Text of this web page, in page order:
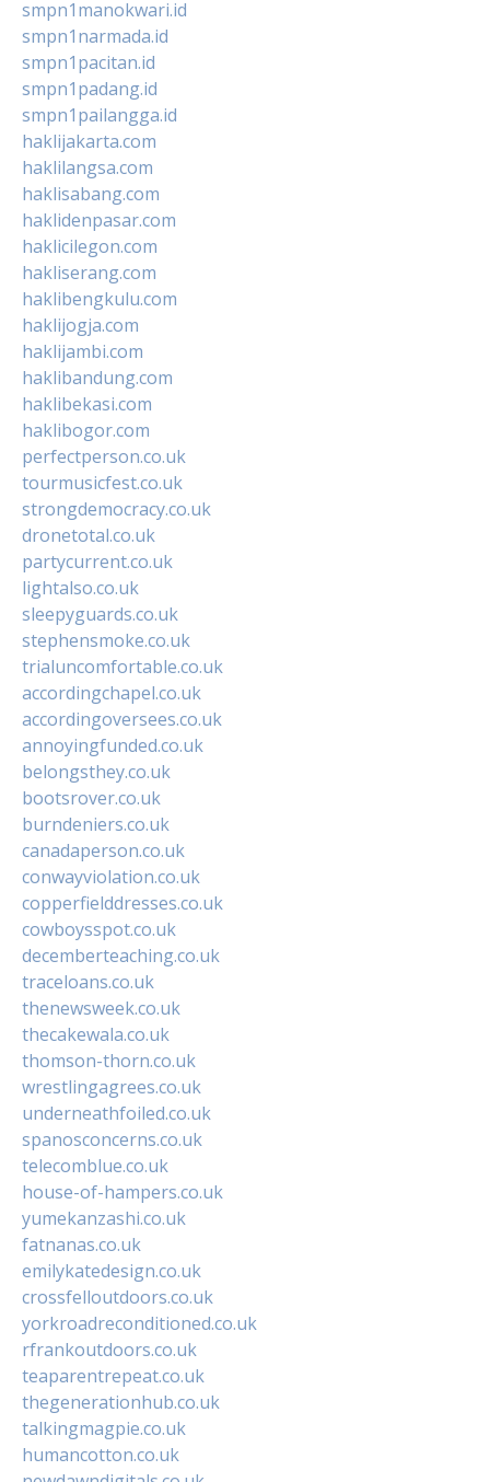
smpn1manokwari.id
smpn1narmada.id
smpn1pacitan.id
smpn1padang.id
smpn1pailangga.id
haklijakarta.com
haklilangsa.com
haklisabang.com
haklidenpasar.com
haklicilegon.com
hakliserang.com
haklibengkulu.com
haklijogja.com
haklijambi.com
haklibandung.com
haklibekasi.com
haklibogor.com
perfectperson.co.uk
tourmusicfest.co.uk
strongdemocracy.co.uk
dronetotal.co.uk
partycurrent.co.uk
lightalso.co.uk
sleepyguards.co.uk
stephensmoke.co.uk
trialuncomfortable.co.uk
accordingchapel.co.uk
accordingoversees.co.uk
annoyingfunded.co.uk
belongsthey.co.uk
bootsrover.co.uk
burndeniers.co.uk
canadaperson.co.uk
conwayviolation.co.uk
copperfielddresses.co.uk
cowboysspot.co.uk
decemberteaching.co.uk
traceloans.co.uk
thenewsweek.co.uk
thecakewala.co.uk
thomson-thorn.co.uk
wrestlingagrees.co.uk
underneathfoiled.co.uk
spanosconcerns.co.uk
telecomblue.co.uk
house-of-hampers.co.uk
yumekanzashi.co.uk
fatnanas.co.uk
emilykatedesign.co.uk
crossfelloutdoors.co.uk
yorkroadreconditioned.co.uk
rfrankoutdoors.co.uk
teaparentrepeat.co.uk
thegenerationhub.co.uk
talkingmagpie.co.uk
humancotton.co.uk